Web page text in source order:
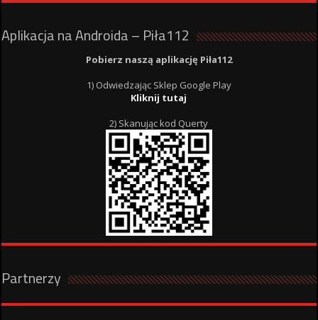
Aplikacja na Androida – Piła112
Pobierz naszą aplikację Piła112
1) Odwiedzając Sklep Google Play
Kliknij tutaj
2) Skanując kod Querty
Partnerzy